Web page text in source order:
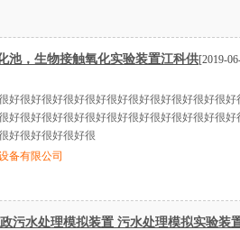
池，生物接触氧化实验装置江科供[2019-
好很好很好很好很好很好很好很好很好很好很好
好很好很好很好很好很好很好很好很好很好很好
好很好很好很好很
备有限公司
污水处理模拟装置 污水处理模拟实验装